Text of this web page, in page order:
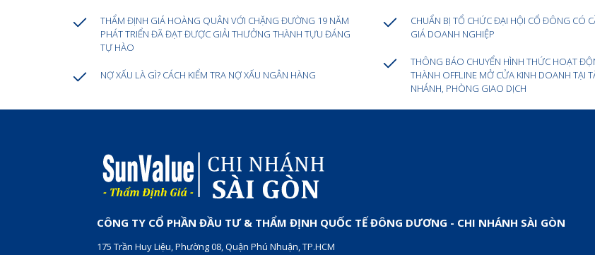
THẨM ĐỊNH GIÁ HOÀNG QUÂN VỚI CHẶNG ĐƯỜNG 19 NĂM
PHÁT TRIỂN ĐÃ ĐẠT ĐƯỢC GIẢI THƯỞNG THÀNH TỰU ĐÁNG
TỰ HÀO
NỢ XẤU LÀ GÌ? CÁCH KIỂM TRA NỢ XẤU NGÂN HÀNG
CHUẨN BỊ TỔ CHỨC ĐẠI HỘI CỔ ĐÔNG CÓ
GIÁ DOANH NGHIỆP
THÔNG BÁO CHUYỂN HÌNH THỨC HOẠT
THÀNH OFFLINE MỞ CỬA KINH DOANH TẠI
NHÁNH, PHÒNG GIAO DỊCH
CÔNG TY CỔ PHẦN ĐẦU TƯ & THẨM ĐỊNH QUỐC TẾ ĐÔNG DƯƠNG - CHI NHÁNH SÀI GÒN
175 Trần Huy Liệu, Phường 08, Quận Phú Nhuận, TP.HCM